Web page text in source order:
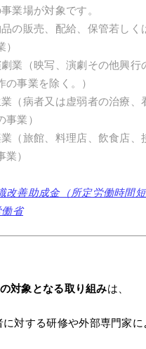
業場が対象です。
品の販売、配給、保管若しく
劇業（映写、演劇その他興行
の事業を除く。）
業（病者又は虚弱者の治療、
事業）
業（旅館、料理店、飲食店、
業）
改善助成金（所定労働時間
省
対象となる取り組みは、
対する研修や外部専門家に